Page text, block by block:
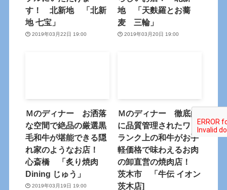
す！ 北新地 「北新
地 七宝」
2019年03月22日 19:00
地 「天麩羅とお蕎
麦 三輪」
2019年03月20日 19:00
Ｍのディナー お洒落
な空間で絶品の厳選黒
毛和牛が堪能できる隠
れ家のようなお店！
心斎橋 「炙り焼肉
Dining じゅう」
2019年03月19日 19:00
Ｍのディナー 徹底的
に品質管理されたワン
ランク上の和牛がお手
軽価格で味わえるお肉
の卸直営の焼肉店！
茨木市 「牛伝 イオン
茨木店]